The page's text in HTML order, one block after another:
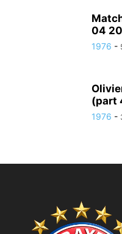
04
1976 -
(part
1976 -